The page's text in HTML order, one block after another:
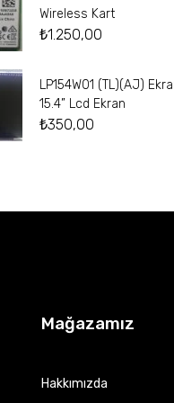
Wireless Kart
₺1.250,00
LP154W01 (TL)(AJ)
15.4” Lcd Ekran
₺350,00
Mağazamız
Hakkımızda